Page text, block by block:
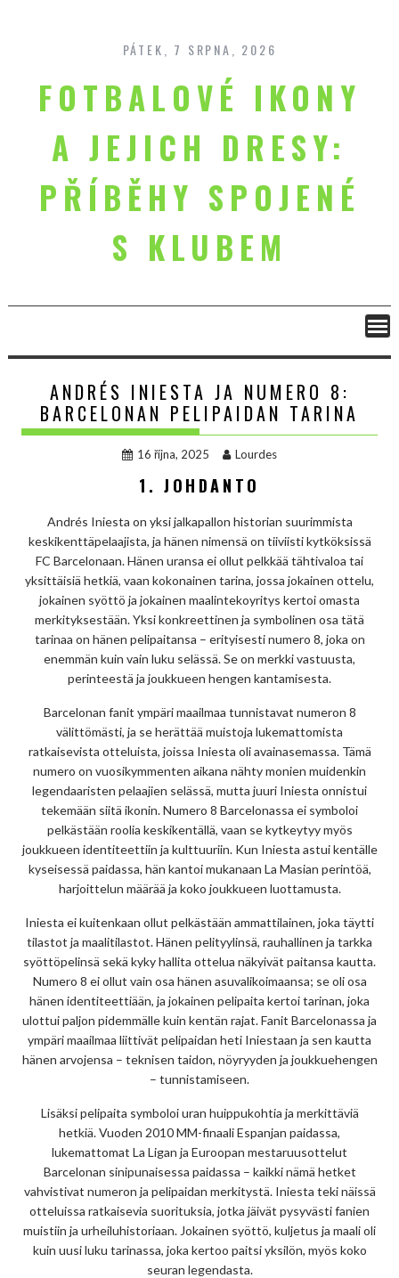
content
PÁTEK, 7 SRPNA, 2026
FOTBALOVÉ IKONY
A JEJICH DRESY:
PŘÍBĚHY SPOJENÉ
S KLUBEM
ANDRÉS INIESTA JA NUMERO 8:
BARCELONAN PELIPAIDAN TARINA
16 října, 2025 Lourdes
1. JOHDANTO
Andrés Iniesta on yksi jalkapallon historian suurimmista
keskikenttäpelaajista, ja hänen nimensä on tiiviisti kytköksissä
FC Barcelonaan. Hänen uransa ei ollut pelkkää tähtivaloa tai
yksittäisiä hetkiä, vaan kokonainen tarina, jossa jokainen ottelu,
jokainen syöttö ja jokainen maalintekoyritys kertoi omasta
merkityksestään. Yksi konkreettinen ja symbolinen osa tätä
tarinaa on hänen pelipaitansa – erityisesti numero 8, joka on
enemmän kuin vain luku selässä. Se on merkki vastuusta,
perinteestä ja joukkueen hengen kantamisesta.
Barcelonan fanit ympäri maailmaa tunnistavat numeron 8
välittömästi, ja se herättää muistoja lukemattomista
ratkaisevista otteluista, joissa Iniesta oli avainasemassa. Tämä
numero on vuosikymmenten aikana nähty monien muidenkin
legendaaristen pelaajien selässä, mutta juuri Iniesta onnistui
tekemään siitä ikonin. Numero 8 Barcelonassa ei symboloi
pelkästään roolia keskikentällä, vaan se kytkeytyy myös
joukkueen identiteettiin ja kulttuuriin. Kun Iniesta astui kentälle
kyseisessä paidassa, hän kantoi mukanaan La Masian perintöä,
harjoittelun määrää ja koko joukkueen luottamusta.
Iniesta ei kuitenkaan ollut pelkästään ammattilainen, joka täytti
tilastot ja maalitilastot. Hänen pelityylinsä, rauhallinen ja tarkka
syöttöpelinsä sekä kyky hallita ottelua näkyivät paitansa kautta.
Numero 8 ei ollut vain osa hänen asuvalikoimaansa; se oli osa
hänen identiteettiään, ja jokainen pelipaita kertoi tarinan, joka
ulottui paljon pidemmälle kuin kentän rajat. Fanit Barcelonassa ja
ympäri maailmaa liittivät pelipaidan heti Iniestaan ja sen kautta
hänen arvojensa – teknisen taidon, nöyryyden ja joukkuehengen
– tunnistamiseen.
Lisäksi pelipaita symboloi uran huippukohtia ja merkittäviä
hetkiä. Vuoden 2010 MM-finaali Espanjan paidassa,
lukemattomat La Ligan ja Euroopan mestaruusottelut
Barcelonan sinipunaisessa paidassa – kaikki nämä hetket
vahvistivat numeron ja pelipaidan merkitystä. Iniesta teki näissä
otteluissa ratkaisevia suorituksia, jotka jäivät pysyvästi fanien
muistiin ja urheiluhistoriaan. Jokainen syöttö, kuljetus ja maali oli
kuin uusi luku tarinassa, joka kertoo paitsi yksilön, myös koko
seuran legendasta.